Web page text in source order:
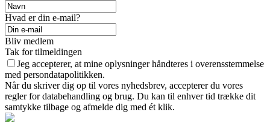
Hvad er din e-mail?
Bliv medlem
Tak for tilmeldingen
Jeg accepterer, at mine oplysninger håndteres i overensstemmelse
med persondatapolitikken.
Når du skriver dig op til vores nyhedsbrev, accepterer du vores
regler for databehandling og brug. Du kan til enhver tid trække dit
samtykke tilbage og afmelde dig med ét klik.